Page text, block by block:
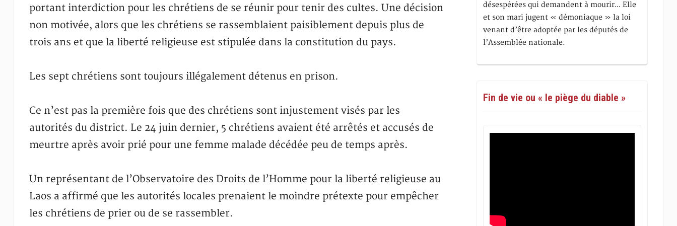
portant interdiction pour les chrétiens de se réunir pour tenir des cultes. Une décision
non motivée, alors que les chrétiens se rassemblaient paisiblement depuis plus de
trois ans et que la liberté religieuse est stipulée dans la constitution du pays.
Les sept chrétiens sont toujours illégalement détenus en prison.
Ce n’est pas la première fois que des chrétiens sont injustement visés par les
autorités du district. Le 24 juin dernier, 5 chrétiens avaient été arrêtés et accusés de
meurtre après avoir prié pour une femme malade décédée peu de temps après.
Un représentant de l’Observatoire des Droits de l’Homme pour la liberté religieuse au
Laos a affirmé que les autorités locales prenaient le moindre prétexte pour empêcher
les chrétiens de prier ou de se rassembler.
désespérées qui demandent à mourir… Elle
et son mari jugent « démoniaque » la loi
venant d’être adoptée par les députés de
l’Assemblée nationale.
Fin de vie ou « le piège du diable »